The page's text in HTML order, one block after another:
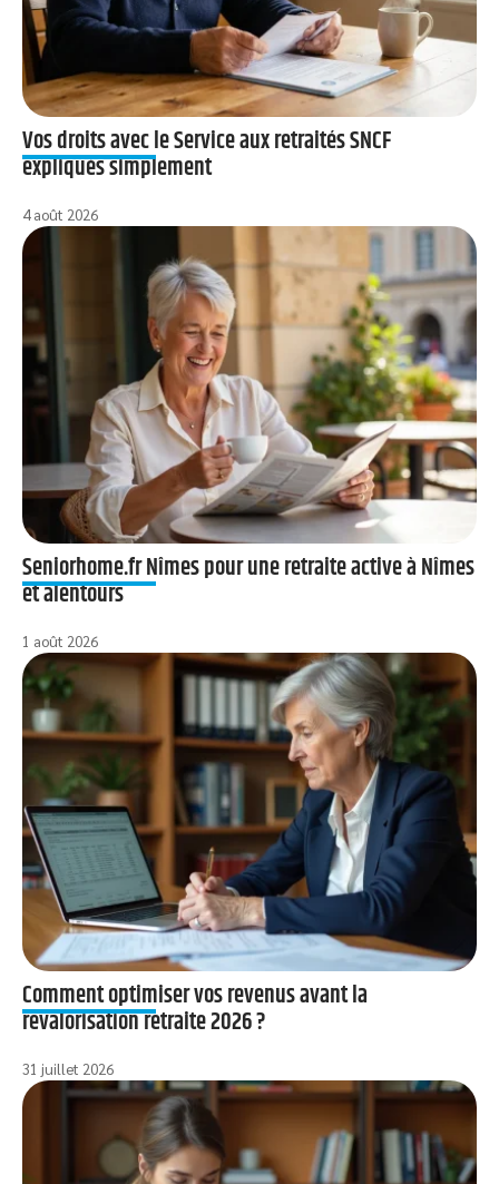
Vos droits avec le Service aux retraités SNCF
expliqués simplement
4 août 2026
Seniorhome.fr Nîmes pour une retraite active à Nîmes
et alentours
1 août 2026
Comment optimiser vos revenus avant la
revalorisation retraite 2026 ?
31 juillet 2026